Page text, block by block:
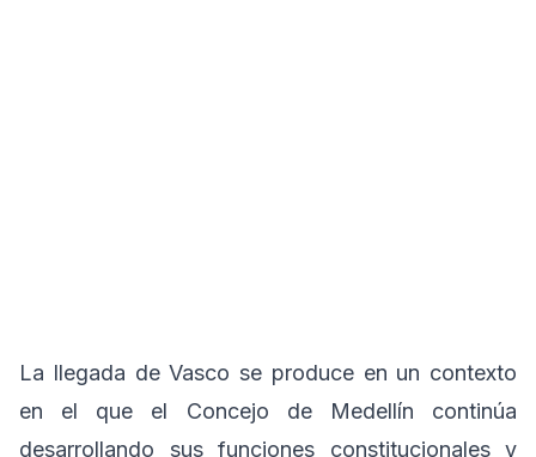
La llegada de Vasco se produce en un contexto
en el que el Concejo de Medellín continúa
desarrollando sus funciones constitucionales y